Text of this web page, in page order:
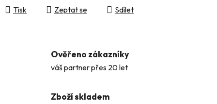
Tisk Zeptat se Sdílet
Ověřeno zákazníky
váš partner přes 20 let
Zboží skladem